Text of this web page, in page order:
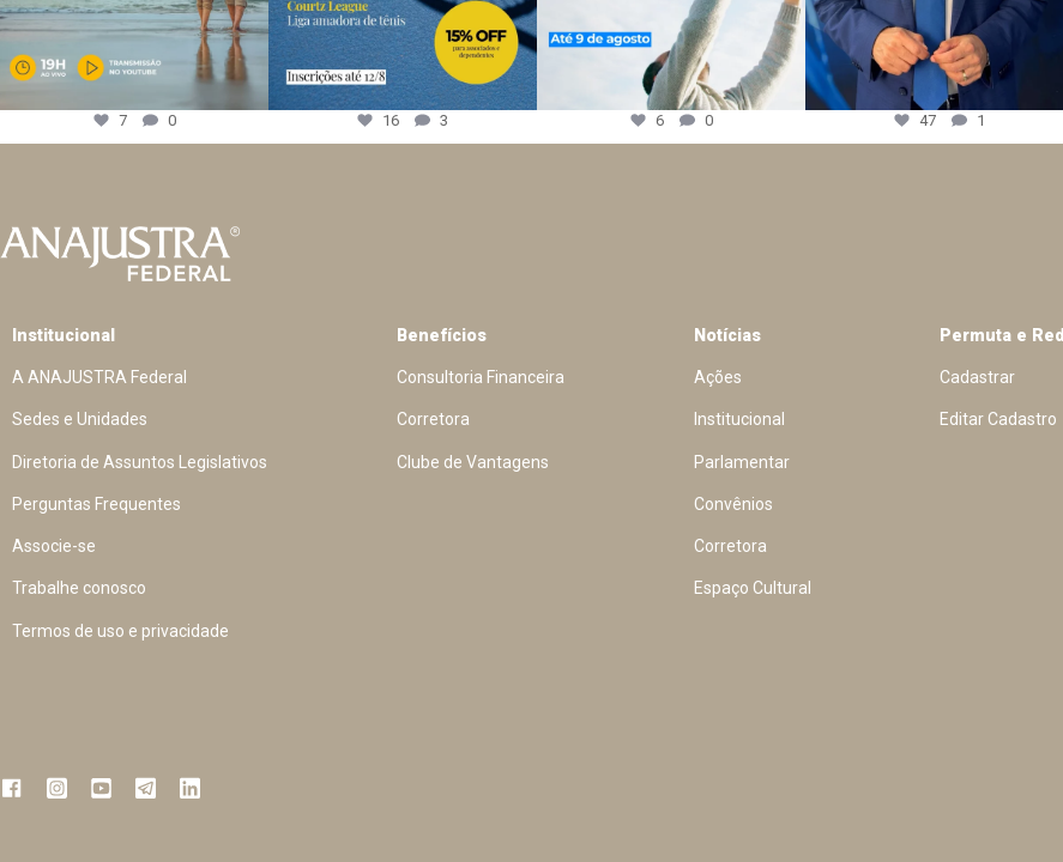
7 0 16 3 6 0 47 1
Institucional
A ANAJUSTRA Federal
Sedes e Unidades
Diretoria de Assuntos Legislativos
Perguntas Frequentes
Associe-se
Trabalhe conosco
Termos de uso e privacidade
Benefícios
Consultoria Financeira
Corretora
Clube de Vantagens
Notícias
Ações
Institucional
Parlamentar
Convênios
Corretora
Espaço Cultural
Permuta e
Cadastrar
Editar Cadastro